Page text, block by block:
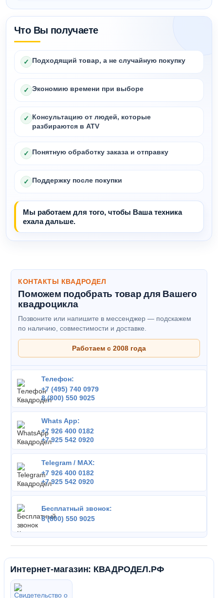
Что Вы получаете
✓ Подходящий товар, а не случайную покупку
✓ Экономию времени при выборе
✓ Консультацию от людей, которые
разбираются в ATV
✓ Понятную обработку заказа и отправку
✓ Поддержку после покупки
Мы работаем для того, чтобы Ваша техника
ехала дальше.
КОНТАКТЫ КВАДРОДЕЛ
Поможем подобрать товар для Вашего
квадроцикла
Позвоните или напишите в мессенджер — подскажем
по наличию, совместимости и доставке.
Работаем с 2008 года
Телефон:
+7 (495) 740 0979
8 (800) 550 9025
Whats App:
+7 926 400 0182
+7 925 542 0920
Telegram / MAX:
+7 926 400 0182
+7 925 542 0920
Бесплатный звонок:
8 (800) 550 9025
Интернет-магазин: КВАДРОДЕЛ.РФ